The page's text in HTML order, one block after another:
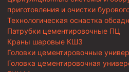
приготовления и очистки
Технологическая оснастка
Патрубки цементировочные ПЦ
Краны шаровые КШЗ
Головки цементировочные
Головка цементировочная